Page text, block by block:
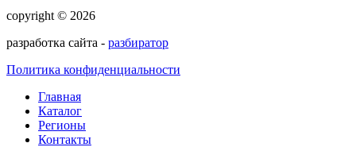
copyright © 2026
разработка сайта - разбиратор
Политика конфиденциальности
Главная
Каталог
Регионы
Контакты